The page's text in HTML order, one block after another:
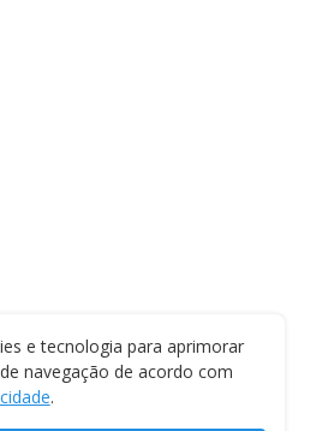
e tecnologia para aprimorar
navegação de acordo com
.